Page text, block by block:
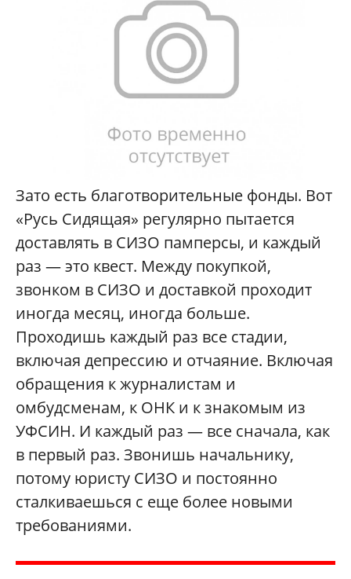
Зато есть благотворительные фонды. Вот
«Русь Сидящая» регулярно пытается
доставлять в СИЗО памперсы, и каждый
раз — это квест. Между покупкой,
звонком в СИЗО и доставкой проходит
иногда месяц, иногда больше.
Проходишь каждый раз все стадии,
включая депрессию и отчаяние. Включая
обращения к журналистам и
омбудсменам, к ОНК и к знакомым из
УФСИН. И каждый раз — все сначала, как
в первый раз. Звонишь начальнику,
потому юристу СИЗО и постоянно
сталкиваешься с еще более новыми
требованиями.